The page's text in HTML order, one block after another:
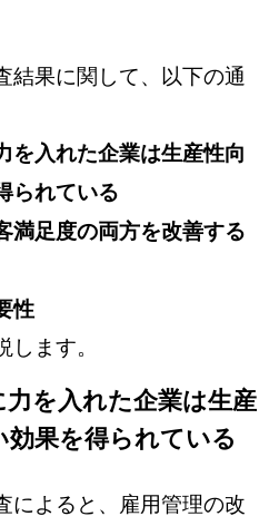
結果に関して、以下の通
を入れた企業は生産性向
られている
満足度の両方を改善する
性
ます。
力を入れた企業は生産
効果を得られている
によると、雇用管理の改